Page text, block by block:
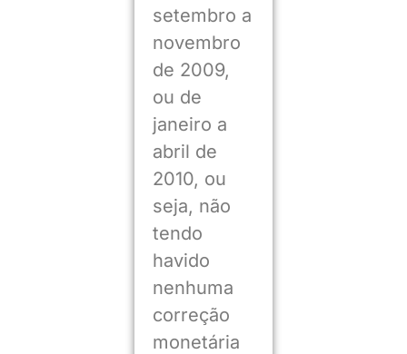
setembro a
novembro
de 2009,
ou de
janeiro a
abril de
2010, ou
seja, não
tendo
havido
nenhuma
correção
monetária